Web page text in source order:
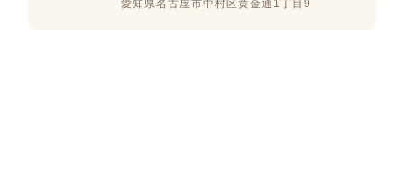
愛知県名古屋市中村区黄金通1丁目9